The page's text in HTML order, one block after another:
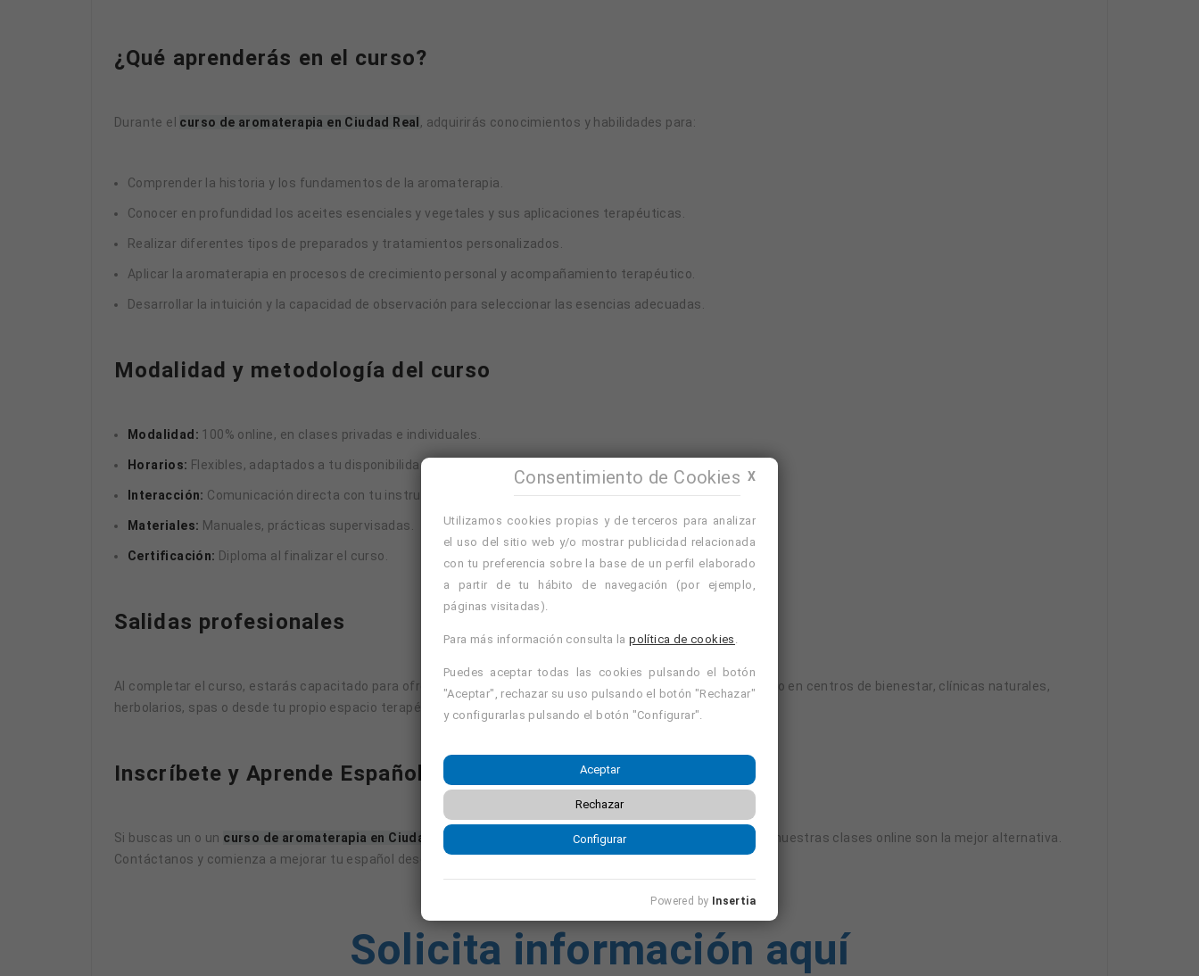
¿Qué aprenderás en el curso?
Durante el curso de aromaterapia en Ciudad Real , adquirirás conocimientos y habilidades para:
Comprender la historia y los fundamentos de la aromaterapia.
Conocer en profundidad los aceites esenciales y vegetales y sus aplicaciones terapéuticas.
Realizar diferentes tipos de preparados y tratamientos personalizados.
Aplicar la aromaterapia en procesos de crecimiento personal y acompañamiento terapéutico.
Desarrollar la intuición y la capacidad de observación para seleccionar las esencias adecuadas.
Modalidad y metodología del curso
Modalidad: 100% online, en clases privadas e individuales.
Horarios: Flexibles, adaptados a tu disponibilidad.
Interacción: Comunicación directa con tu instructor en tiempo real.
Materiales: Manuales, prácticas supervisadas.
Certificación: Diploma al finalizar el curso.
Salidas profesionales
Al completar el curso, estarás capacitado para ofrecer sesiones de aromaterapia como profesional autónomo en centros de bienestar, clínicas naturales,
herbolarios, spas o desde tu propio espacio terapéutico.
Inscríbete y Aprende Español Hoy Mismo
Si buscas un o un curso de aromaterapia en Ciudad Real
intensivo, pero necesitas flexibilidad y comodidad, nuestras clases online son la mejor alternativa.
Contáctanos y comienza a mejorar tu español desde cualquier lugar.
Solicita información aquí
X
Consentimiento de Cookies
Utilizamos cookies propias y de terceros para analizar
el uso del sitio web y/o mostrar publicidad relacionada
con tu preferencia sobre la base de un perfil elaborado
a partir de tu hábito de navegación (por ejemplo,
páginas visitadas).
Para más información consulta lapolítica de cookies .
Puedes aceptar todas las cookies pulsando el botón
"Aceptar", rechazar su uso pulsando el botón "Rechazar"
y configurarlas pulsando el botón "Configurar".
Aceptar
Rechazar
Configurar
Powered by Insertia